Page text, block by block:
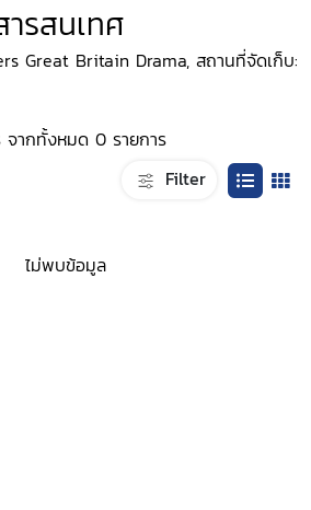
รสนเทศ
Great Britain Drama, สถานที่จัดเก็บ:
ากทั้งหมด 0 รายการ
Filter
ไม่พบข้อมูล